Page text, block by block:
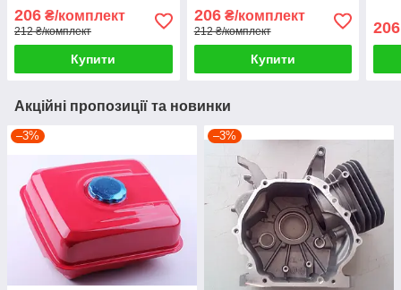
206 ₴/комплект
212 ₴/комплект
Купити
206₴/комплект
212 ₴/комплект
Купити
206
Акційні пропозиції та новинки
–3% –3%